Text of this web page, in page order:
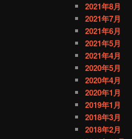
2021年8月
2021年7月
2021年6月
2021年5月
2021年4月
2020年5月
2020年4月
2020年1月
2019年1月
2018年3月
2018年2月